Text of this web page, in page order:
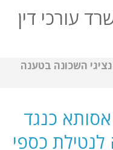
עורכי דין
השכונה בטענה
כנגד
כספי